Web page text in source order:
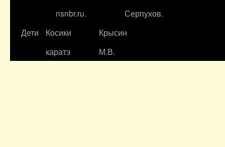
nsnbr.ru.
Серпухов.
Дети
Косики
каратэ
Крысин
М.В.